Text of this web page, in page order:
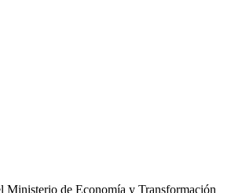
Ministerio de Economía y Transformación